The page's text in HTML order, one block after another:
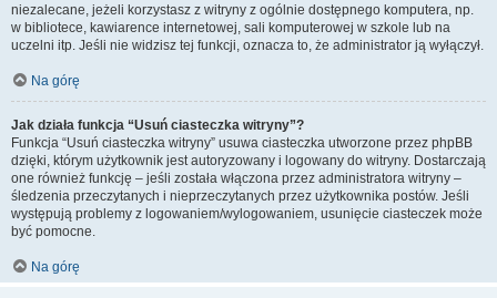
niezalecane, jeżeli korzystasz z witryny z ogólnie dostępnego komputera, np.
w bibliotece, kawiarence internetowej, sali komputerowej w szkole lub na
uczelni itp. Jeśli nie widzisz tej funkcji, oznacza to, że administrator ją wyłączył.
Na górę
Jak działa funkcja “Usuń ciasteczka witryny”?
Funkcja “Usuń ciasteczka witryny” usuwa ciasteczka utworzone przez phpBB
dzięki, którym użytkownik jest autoryzowany i logowany do witryny. Dostarczają
one również funkcję – jeśli została włączona przez administratora witryny –
śledzenia przeczytanych i nieprzeczytanych przez użytkownika postów. Jeśli
występują problemy z logowaniem/wylogowaniem, usunięcie ciasteczek może
być pomocne.
Na górę